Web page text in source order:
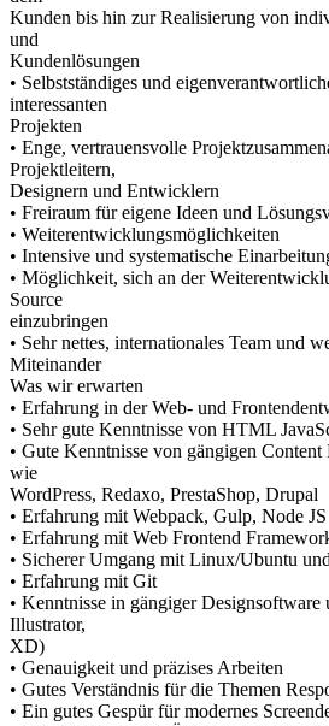
Kunden bis hin zur Realisierung von
und
Kundenlösungen
• Selbstständiges und
interessanten
Projekten
• Enge, vertrauensvolle
Projektleitern,
Designern und Entwicklern
• Freiraum für eigene Ideen und
• Weiterentwicklungsmöglichkeiten
• Intensive und systematische
• Möglichkeit, sich an der
Source
einzubringen
• Sehr nettes, internationales Team und
Miteinander
Was wir erwarten
• Erfahrung in der Web- und
• Sehr gute Kenntnisse von HTML
• Gute Kenntnisse von gängigen Content
wie
WordPress, Redaxo, PrestaShop, Drupal
• Erfahrung mit Webpack, Gulp, Node JS
• Erfahrung mit Web Frontend
• Sicherer Umgang mit Linux/Ubuntu
• Erfahrung mit Git
• Kenntnisse in gängiger
Illustrator,
XD)
• Genauigkeit und präzises Arbeiten
• Gutes Verständnis für die Themen
• Ein gutes Gespür für modernes